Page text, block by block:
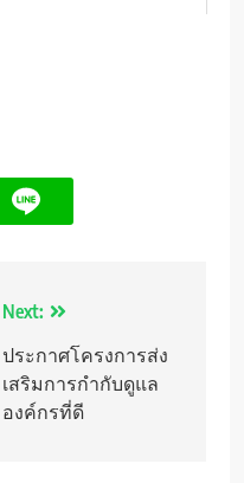
Next:
ประกาศโครงการส่ง
เสริมการกำกับดูแล
องค์กรที่ดี